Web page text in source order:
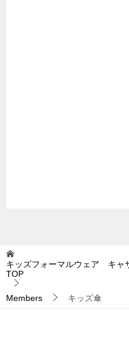
キッズフォーマルウェア キャ
TOP
Members キッズ傘